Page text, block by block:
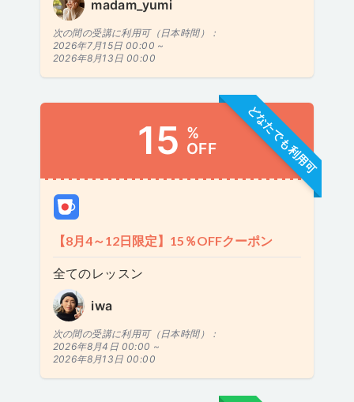
madam_yumi
次の間の受講に利用可（日本時間）：
2026年7月15日 00:00 ~
2026年8月13日 00:00
どなたでも利用可
15 %
OFF
【8月4～12日限定】15％OFFクーポン
全てのレッスン
iwa
次の間の受講に利用可（日本時間）：
2026年8月4日 00:00 ~
2026年8月13日 00:00